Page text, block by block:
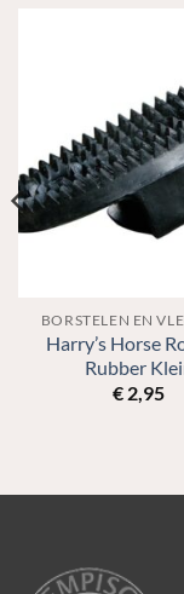
BORSTELEN EN
Harry’s Horse
Rubber
€ 2,95